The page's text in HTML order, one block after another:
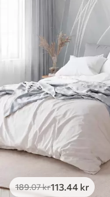
189.07kr113.44 kr